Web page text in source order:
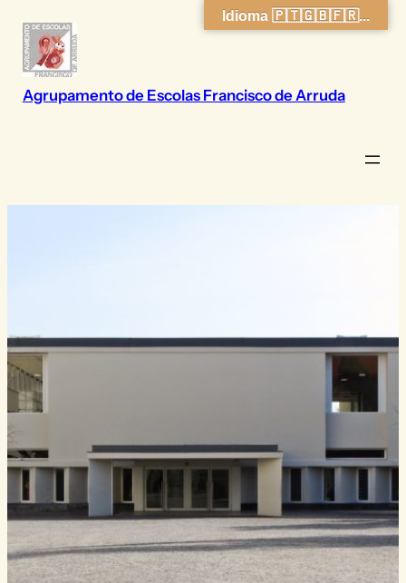
Saltar
para
conteúdo
Agrupamento de Escolas Francisco de Arruda
Idioma 🇵🇹🇬🇧🇫🇷...